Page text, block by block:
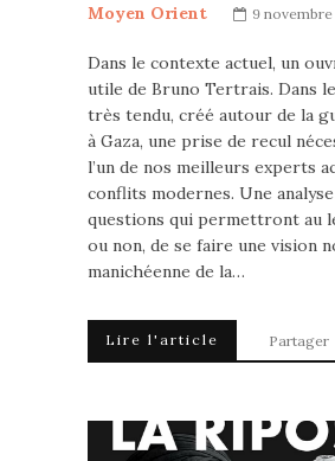
Moyen Orient
9
Dans le contexte actuel, un
utile de Bruno Tertrais. Dans
très tendu, créé autour de la
à Gaza, une prise de recul
l’un de nos meilleurs experts
conflits modernes. Une
questions qui permettront au
ou non, de se faire une vision
manichéenne de la…
Lire l'article Partager